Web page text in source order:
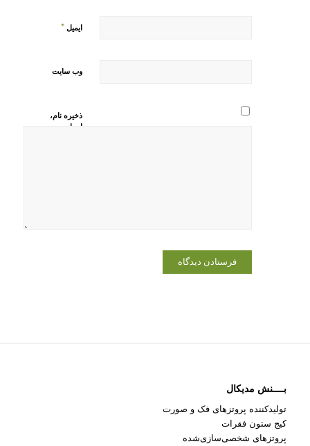
ایمیل *
وب‌ سایت
ذخیره نام،
ایمیل و
بــــنش مدیکال
تولیدکننده پروتزهای فک و صورت
کیج ستون فقرات
پروتزهای شخصی‌سازی‌شده